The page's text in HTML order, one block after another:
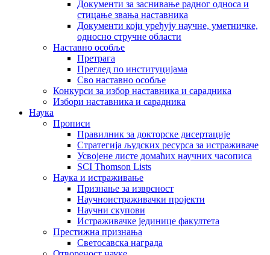
Документи за заснивање радног односа и
стицање звања наставника
Документи који уређују научне, уметничке,
односно стручне области
Наставно особље
Претрага
Преглед по институцијама
Сво наставно особље
Конкурси за избор наставника и сарадника
Избори наставника и сарадника
Наука
Прописи
Правилник за докторске дисертације
Стратегија људских ресурса за истраживаче
Усвојене листе домаћих научних часописа
SCI Thomson Lists
Наука и истраживање
Признање за изврсност
Научноистраживачки пројекти
Научни скупови
Истраживачке јединице факултета
Престижна признања
Светосавска награда